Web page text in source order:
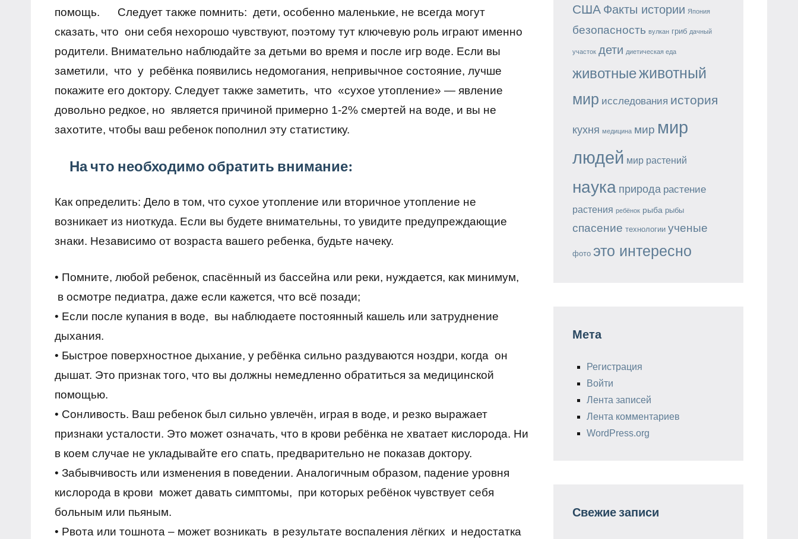
помощь. Следует также помнить: дети, особенно маленькие, не всегда могут
сказать, что они себя нехорошо чувствуют, поэтому тут ключевую роль играют именно
родители. Внимательно наблюдайте за детьми во время и после игр воде. Если вы
заметили, что у ребёнка появились недомогания, непривычное состояние, лучше
покажите его доктору. Следует также заметить, что «сухое утопление» — явление
довольно редкое, но является причиной примерно 1-2% смертей на воде, и вы не
захотите, чтобы ваш ребенок пополнил эту статистику.
На что необходимо обратить внимание:
Как определить: Дело в том, что сухое утопление или вторичное утопление не
возникает из ниоткуда. Если вы будете внимательны, то увидите предупреждающие
знаки. Независимо от возраста вашего ребенка, будьте начеку.
• Помните, любой ребенок, спасённый из бассейна или реки, нуждается, как минимум,
в осмотре педиатра, даже если кажется, что всё позади;
• Если после купания в воде, вы наблюдаете постоянный кашель или затруднение
дыхания.
• Быстрое поверхностное дыхание, у ребёнка сильно раздуваются ноздри, когда он
дышат. Это признак того, что вы должны немедленно обратиться за медицинской
помощью.
• Сонливость. Ваш ребенок был сильно увлечён, играя в воде, и резко выражает
признаки усталости. Это может означать, что в крови ребёнка не хватает кислорода. Ни
в коем случае не укладывайте его спать, предварительно не показав доктору.
• Забывчивость или изменения в поведении. Аналогичным образом, падение уровня
кислорода в крови может давать симптомы, при которых ребёнок чувствует себя
больным или пьяным.
• Рвота или тошнота – может возникать в результате воспаления лёгких и недостатка
США Факты истории Япония
безопасность вулкан гриб дачный
участок дети диетическая еда
животныеживотный
мир исследования история
кухня медицина мир мир
людей мир растений
наука природа растение
растения ребёнок рыба рыбы
спасение технологии ученые
фото это интересно
Мета
Регистрация
Войти
Лента записей
Лента комментариев
WordPress.org
Свежие записи